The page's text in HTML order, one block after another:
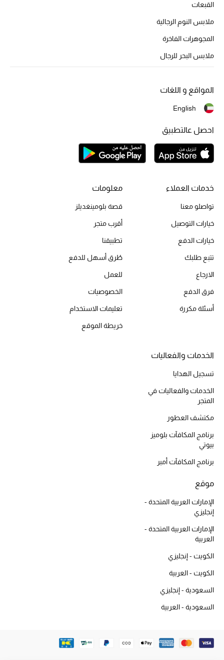
العناية بالبشرة
مستحضرات العناية
العناية بالشعر
الصحة والعافية
هدايا
دليل مستلزمات الجمال
أبرز الماركات
تسوقوا أحدث الماركات
خصومات
الهدايا
الموسم الجديد
ركن أناقة المنتجعات
جميع الملابس الرجالية
جميع الإكسسورات الرجالية
العناية الشخصية بالرجال
القبعات
ملابس النوم الرجالية
المجوهرات الفاخرة
ملابس البحر للرجال
خدمات العملاء
تواصلو معنا
خيارات التوصيل
خيارات الدفع
تتبع طلبك
الارجاع
فرق الدفع
أسئلة مكررة
معلومات
قصة بلومينغديلز
أقرب متجر
تطبيقنا
طُرق أسهل للدفع
للعمل
الخصوصيات
تعليمات الاستخدام
خريطة الموقع
الخدمات والفعاليات
تسجيل الهدايا
الخدمات والفعاليات في
المتجر
مكتشف العطور
برنامج المكافآت بلوميز
بيوتي
برنامج المكافآت أمبر
موقع
الإمارات العربية المتحدة -
إنجليزي
الإمارات العربية المتحدة -
العربية
الكويت - إنجليزي
الكويت - العربية
السعودية - إنجليزي
السعودية - العربية
المواقع و اللغات
English
احصل عالتطبيق